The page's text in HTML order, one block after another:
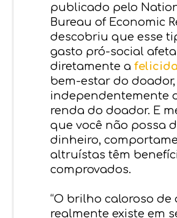
publicado pelo
Bureau of Economic
descobriu que esse
gasto pró-social afeta
diretamente a
bem-estar do doador,
independentemente
renda do doador. E
que você não possa
dinheiro,
altruístas têm
comprovados.
“O brilho caloroso de
realmente existe em